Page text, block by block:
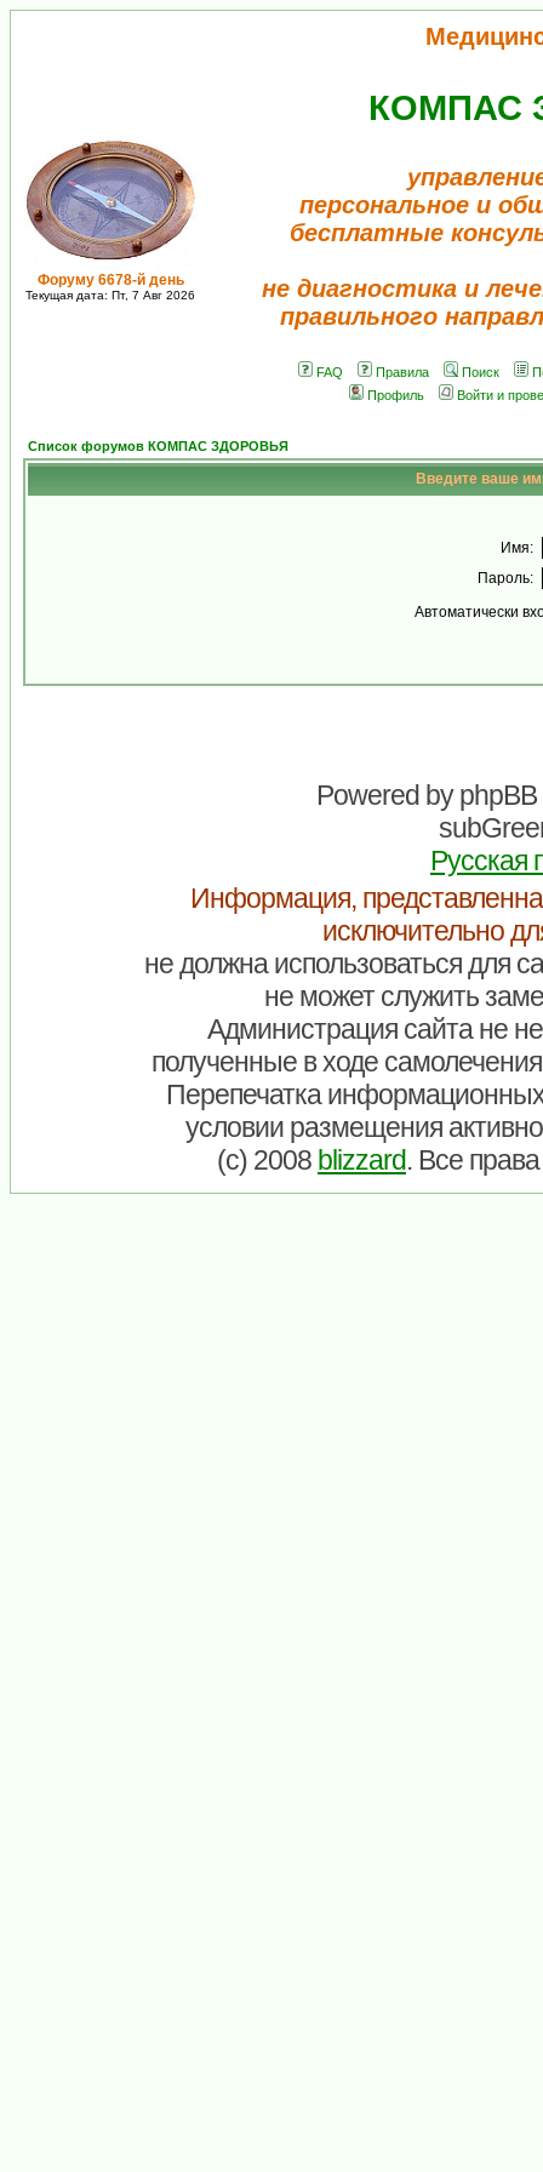
Форуму 6678-й день
Текущая дата: Пт, 7 Авг 2026
КОМПАС
персональное и
бесплатные
не диагностика и
правильного
FAQ Правила Поиск
Профиль
Войти и
Список форумов КОМПАС ЗДОРОВЬЯ
Введите ваше
Имя:
Пароль:
Автоматически
Powered byphpBB
Русская
Информация,
исключительно
не должна использоваться для
не может служить
Администрация сайта не
полученные в ходе
Перепечатка
условии размещения
(c) 2008 blizzard. Все